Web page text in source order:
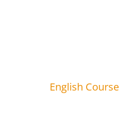
English Course